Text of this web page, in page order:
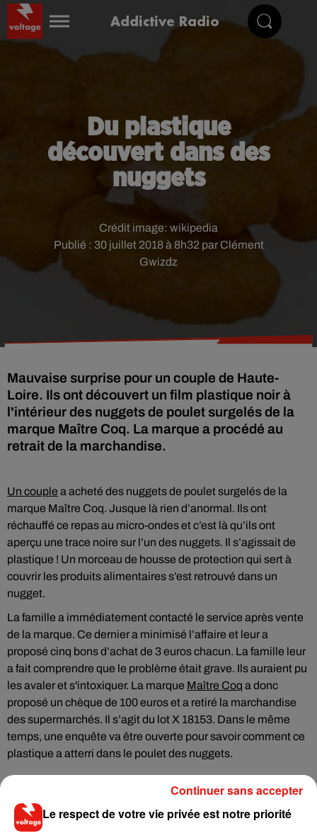
Addictive Radio
Du plastique
découvert dans des
nuggets
Publié : 30 juillet 2018 à 8h32 par Clément
Gwizdz
Crédit image: wikipedia
Mauvaise surprise pour un couple de Haute-
Loire. Ils ont découvert un film plastique noir à
l'intérieur des nuggets de poulet surgelés de la
marque Maître Coq. La marque a procédé au
retrait de la marchandise.
Un couple a acheté des nuggets de poulet surgelés de la
marque Maître Coq. Jusque là rien d’anormal. Ils ont
réchauffé ce repas au micro-ondes et c’est là qu’ils ont
aperçu une trace noire sur l’un des nuggets. Il s’agissait de
plastique ! Un morceau de housse de protection qui sert à
couvrir les produits alimentaires s’est retrouvé dans un
nugget.
La famille a immédiatement contacté le service après vente
de la marque. Ce dernier a minimisé l’affaire et leur a
proposé cinq bons d’achat de 3 euros chacun. La famille leur
a fait comprendre que le problème était grave. Ils auraient pu
les avaler et s'intoxiquer. La marque Maître Coq a donc
proposé un chèque de 100 euros et a retiré la marchandise
des supermarchés. Il s’agit du lot X 18153. Dans le même
temps, une enquête va être ouverte pour savoir comment ce
plastique a atterri dans le poulet des nuggets.
Musique
Le respect de votre vie privée est notre priorité
Continuer sans accepter